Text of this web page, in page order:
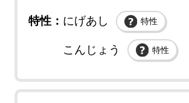
特性： にげあし 特性
こんじょう 特性